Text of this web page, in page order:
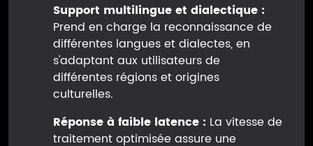
Support multilingue et dialectique :
Prend en charge la reconnaissance de
différentes langues et dialectes, en
s'adaptant aux utilisateurs de
différentes régions et origines
culturelles.
Réponse à faible latence : La vitesse de
traitement optimisée assure une